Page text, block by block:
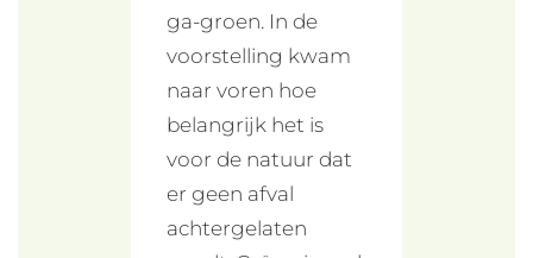
ga-groen. In de
voorstelling kwam
naar voren hoe
belangrijk het is
voor de natuur dat
er geen afval
achtergelaten